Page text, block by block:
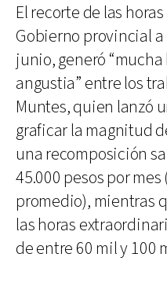
El recorte de las
Gobierno provincial
junio, generó
angustia” entre los
Muntes, quien lanzó
graficar la magnitud
una recomposición
45.000 pesos por
promedio), mientras
las horas
de entre 60 mil y 100